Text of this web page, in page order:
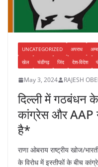
UNCATEGORIZED अपराध
खेल
चंडीगढ़ जिंद देश-विदेश
May 3, 2024 RAJESH
दिल्ली में गठबंधन
कांग्रेस और AAP
है*
राणा ओबराय राष्ट्रीय खोज/
के विरोध में इस्तीफों के बीच